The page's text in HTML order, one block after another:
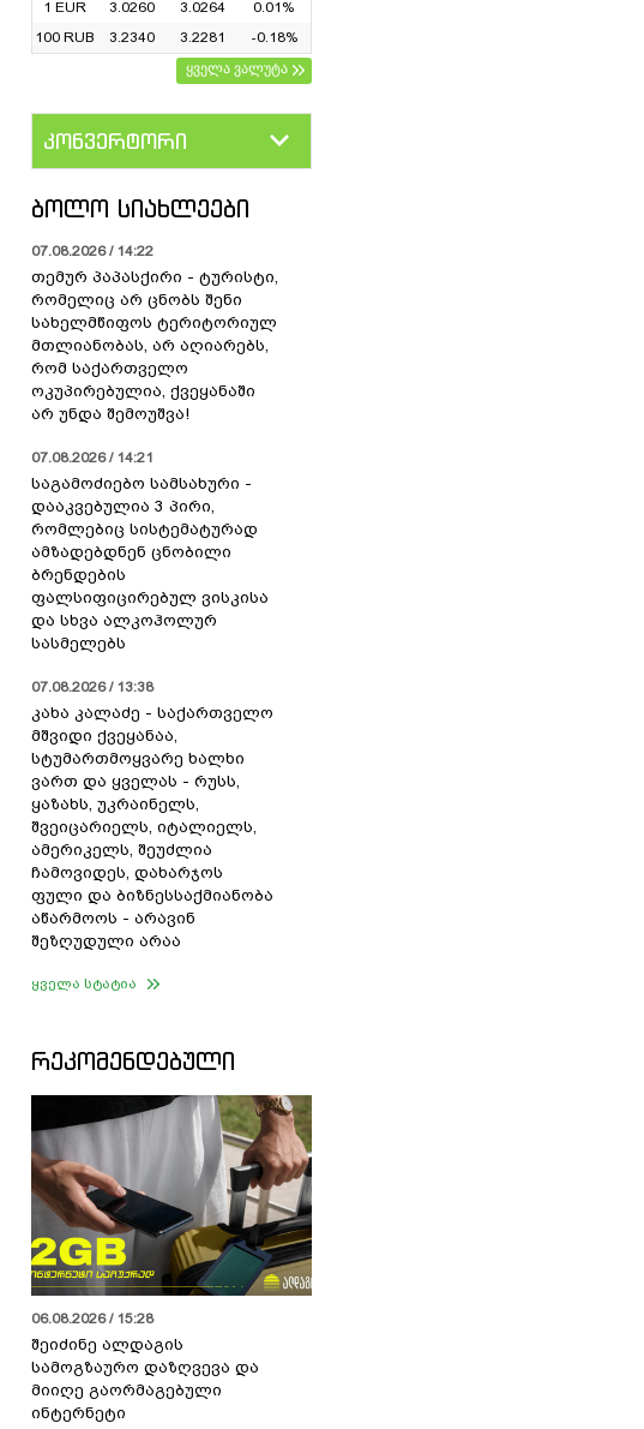
1 EUR
3.0260 3.0264
0.01%
100 RUB
3.2340 3.2281
-0.18%
ყველა ვალუტა
კონვერტორი
ᲑᲝᲚᲝ ᲡᲘᲐᲮᲚᲔᲔᲑᲘ
07.08.2026 / 14:22
თემურ პაპასქირი - ტურისტი,
რომელიც არ ცნობს შენი
სახელმწიფოს ტერიტორიულ
მთლიანობას, არ აღიარებს,
რომ საქართველო
ოკუპირებულია, ქვეყანაში
არ უნდა შემოუშვა!
07.08.2026 / 14:21
საგამოძიებო სამსახური -
დააკვებულია 3 პირი,
რომლებიც სისტემატურად
ამზადებდნენ ცნობილი
ბრენდების
ფალსიფიცირებულ ვისკისა
და სხვა ალკოჰოლურ
სასმელებს
07.08.2026 / 13:38
კახა კალაძე - საქართველო
მშვიდი ქვეყანაა,
სტუმართმოყვარე ხალხი
ვართ და ყველას - რუსს,
ყაზახს, უკრაინელს,
შვეიცარიელს, იტალიელს,
ამერიკელს, შეუძლია
ჩამოვიდეს, დახარჯოს
ფული და ბიზნესსაქმიანობა
აწარმოოს - არავინ
შეზღუდული არაა
ყველა სტატია
ᲠᲔᲙᲝᲛᲔᲜᲓᲔᲑᲣᲚᲘ
06.08.2026 / 15:28
შეიძინე ალდაგის
სამოგზაურო დაზღვევა და
მიიღე გაორმაგებული
ინტერნეტი